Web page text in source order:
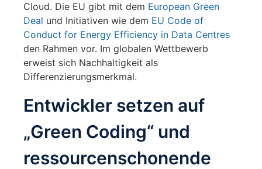
Cloud. Die EU gibt mit dem European Green
Deal und Initiativen wie dem EU Code of
Conduct for Energy Efficiency in Data Centres
den Rahmen vor. Im globalen Wettbewerb
erweist sich Nachhaltigkeit als
Differenzierungsmerkmal.
Entwickler setzen auf
„Green Coding“ und
ressourcenschonende